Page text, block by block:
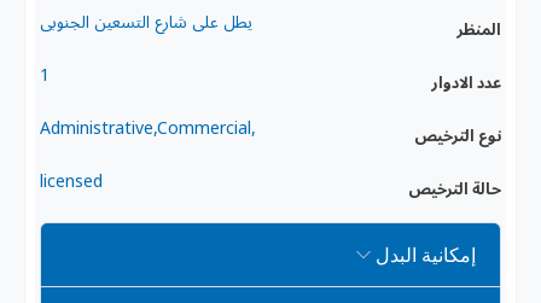
المنظر يطل على شارع التسعين الجنوبى
عدد الادوار 1
نوع الترخيص ,Administrative,Commercial
حالة الترخيص licensed
إمكانية البدل